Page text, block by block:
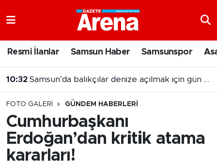
Resmi İlanlar Samsun Haber Samsunspor
10:32 Samsun’da balıkçılar denize açılmak için gün sayıyor
FOTO GALERI GÜNDEM HABERLERI
Cumhurbaşkanı
Erdoğan’dan kritik atama
kararları!
Samsun Namaz Vakitleri
Süper Lig Puan Durumu ve Fikstür
Tüm Manşetler